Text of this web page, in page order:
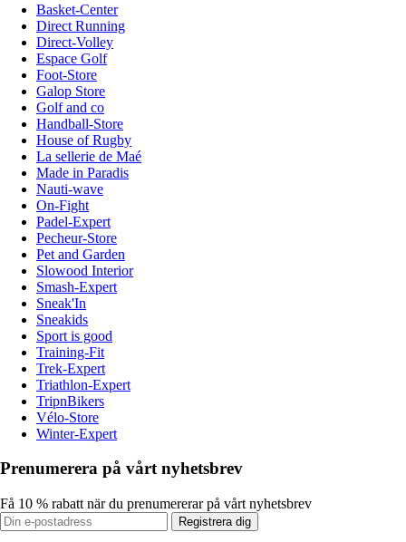
Basket-Center
Direct Running
Direct-Volley
Espace Golf
Foot-Store
Galop Store
Golf and co
Handball-Store
House of Rugby
La sellerie de Maé
Made in Paradis
Nauti-wave
On-Fight
Padel-Expert
Pecheur-Store
Pet and Garden
Slowood Interior
Smash-Expert
Sneak'In
Sneakids
Sport is good
Training-Fit
Trek-Expert
Triathlon-Expert
TripnBikers
Vélo-Store
Winter-Expert
Prenumerera på vårt nyhetsbrev
Få 10 % rabatt när du prenumererar på vårt nyhetsbrev
Registrera dig